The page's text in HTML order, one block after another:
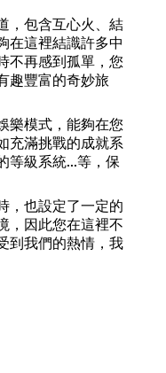
，包含互心火、結
在這裡結識許多中
不再感到孤單，您
趣豐富的奇妙旅
樂模式，能夠在您
充滿挑戰的成就系
等級系統...等，保
，也設定了一定的
，因此您在這裡不
到我們的熱情，我